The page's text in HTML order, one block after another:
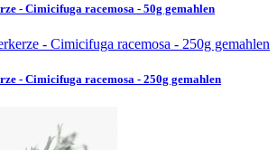
- Cimicifuga racemosa - 50g gemahlen
- Cimicifuga racemosa - 250g gemahlen